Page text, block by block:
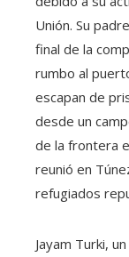
Unión. Su
final de la
rumbo al
escapan de
desde un
de la frontera
reunió en
refugiados
Jayam Turki,